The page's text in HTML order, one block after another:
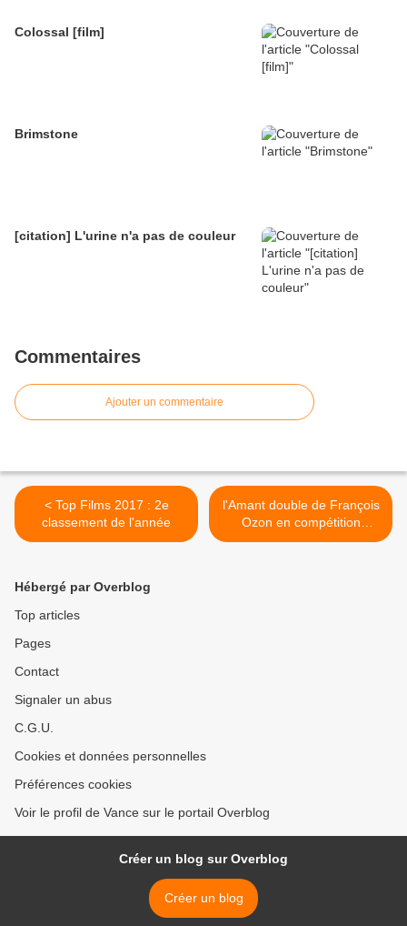
Colossal [film]
Brimstone
[citation] L'urine n'a pas de couleur
Commentaires
Ajouter un commentaire
< Top Films 2017 : 2e
classement de l'année
l'Amant double de François
Ozon en compétition
officielle à Cannes >
Hébergé par Overblog
Top articles
Pages
Contact
Signaler un abus
C.G.U.
Cookies et données personnelles
Préférences cookies
Voir le profil de Vance sur le portail Overblog
Créer un blog sur Overblog
Créer un blog